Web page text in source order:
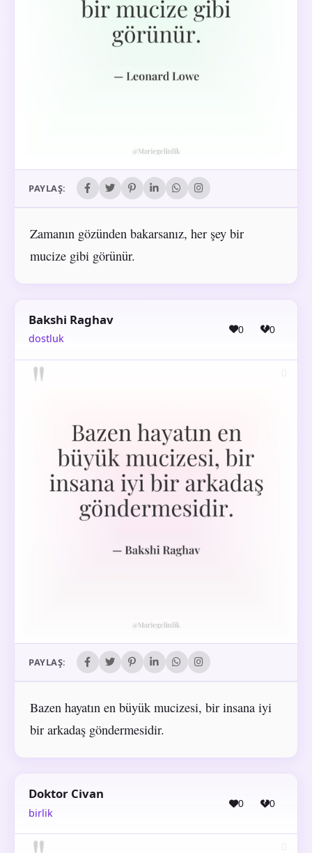
PAYLAŞ:
Zamanın gözünden bakarsanız, her şey bir
mucize gibi görünür.
Bakshi Raghav
dostluk
0 0
PAYLAŞ:
Bazen hayatın en büyük mucizesi, bir insana iyi
bir arkadaş göndermesidir.
Doktor Civan
birlik
0 0